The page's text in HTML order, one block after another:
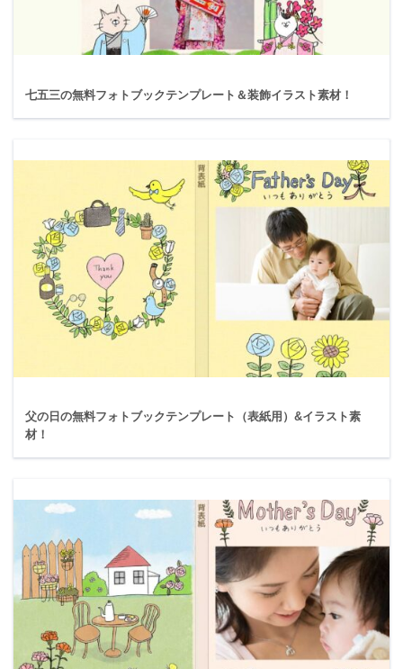
七五三の無料フォトブックテンプレート＆装飾イラスト素材！
父の日の無料フォトブックテンプレート（表紙用）&イラスト素
材！